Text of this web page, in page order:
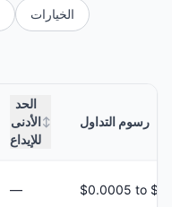
الخيارات
الحد
الأدنى
للإيداع
↕ رسوم التداول
—